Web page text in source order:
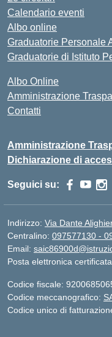
Calendario eventi
Albo online
Graduatorie Personale
Graduatorie di Istituto
Albo Online
Amministrazione
Contatti
Amministrazione
Dichiarazione di
Seguici su:
Indirizzo: Via Dante
Centralino: 097577130 -
Email:
Posta elettronica
Codice fiscale:
Codice meccanografico:
Codice unico di